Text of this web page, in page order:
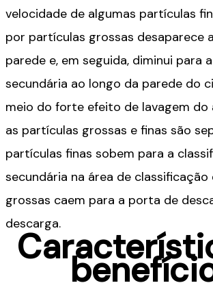
velocidade de algumas partículas
por partículas grossas desaparece
parede e, em seguida, diminui para
secundária ao longo da parede do
meio do forte efeito de lavagem do
as partículas grossas e finas são
partículas finas sobem para a
secundária na área de
grossas caem para a porta de
descarga.